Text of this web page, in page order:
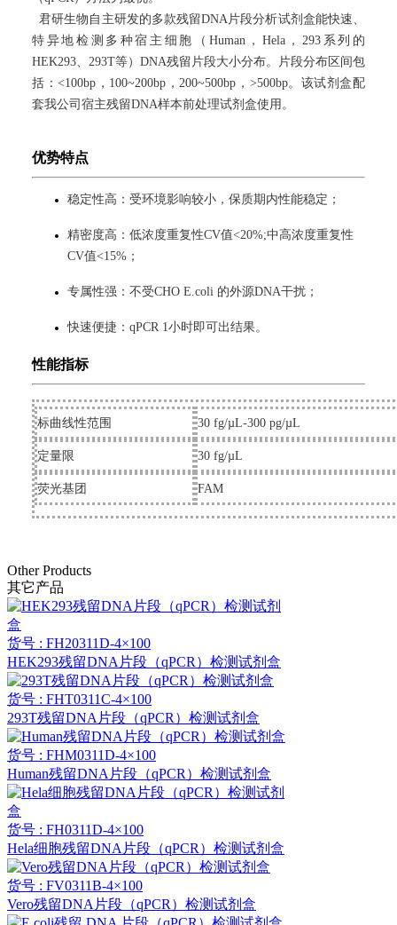
君研生物自主研发的多款残留DNA片段分析试剂盒能快速、
特异地检测多种宿主细胞（Human，Hela，293系列的
HEK293、293T等）DNA残留片段大小分布。片段分布区间包
括：<100bp，100~200bp，200~500bp，>500bp。该试剂盒配
套我公司宿主残留DNA样本前处理试剂盒使用。
优势特点
稳定性高：受环境影响较小，保质期内性能稳定；
精密度高：低浓度重复性CV值<20%;中高浓度重复性
CV值<15%；
专属性强：不受CHO E.coli 的外源DNA干扰；
快速便捷：qPCR 1小时即可出结果。
性能指标
标曲线性范围 30 fg/µL-300 pg/µL
定量限 30 fg/µL
荧光基团 FAM
Other Products
其它产品
货号 : FH20311D-4×100
HEK293残留DNA片段（qPCR）检测试剂盒
货号 : FHT0311C-4×100
293T残留DNA片段（qPCR）检测试剂盒
货号 : FHM0311D-4×100
Human残留DNA片段（qPCR）检测试剂盒
货号 : FH0311D-4×100
Hela细胞残留DNA片段（qPCR）检测试剂盒
货号 : FV0311B-4×100
Vero残留DNA片段（qPCR）检测试剂盒